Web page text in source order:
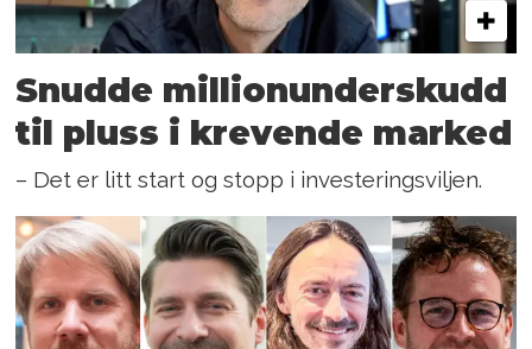
Snudde millionunderskudd
til pluss i krevende marked
– Det er litt start og stopp i investeringsviljen.